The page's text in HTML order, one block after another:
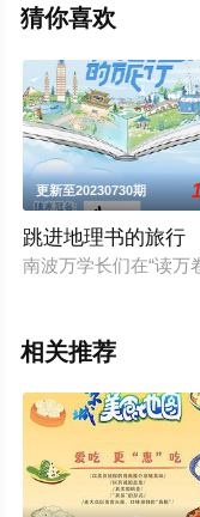
瑞璇,康子奇,王翊恩,
电影网，更多相关
网等平台了解。
猜你喜欢
更新至20230730期
跳进地理书的旅行
南波万学长们在“读万
相关推荐